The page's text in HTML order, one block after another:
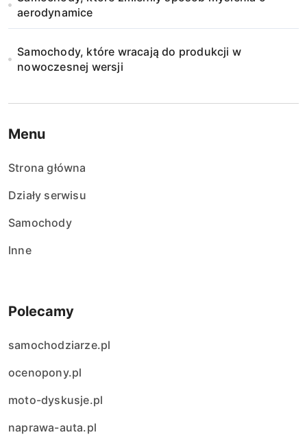
aerodynamice
Samochody, które wracają do produkcji w
nowoczesnej wersji
Menu
Strona główna
Działy serwisu
Samochody
Inne
Polecamy
samochodziarze.pl
ocenopony.pl
moto-dyskusje.pl
naprawa-auta.pl